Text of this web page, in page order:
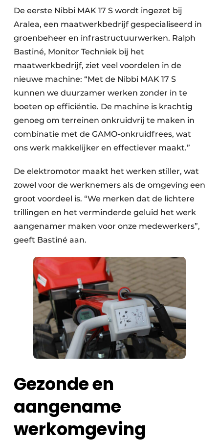
De eerste Nibbi MAK 17 S wordt ingezet bij
Aralea, een maatwerkbedrijf gespecialiseerd in
groenbeheer en infrastructuurwerken. Ralph
Bastiné, Monitor Techniek bij het
maatwerkbedrijf, ziet veel voordelen in de
nieuwe machine: “Met de Nibbi MAK 17 S
kunnen we duurzamer werken zonder in te
boeten op efficiëntie. De machine is krachtig
genoeg om terreinen onkruidvrij te maken in
combinatie met de GAMO-onkruidfrees, wat
ons werk makkelijker en effectiever maakt.”
De elektromotor maakt het werken stiller, wat
zowel voor de werknemers als de omgeving een
groot voordeel is. “We merken dat de lichtere
trillingen en het verminderde geluid het werk
aangenamer maken voor onze medewerkers”,
geeft Bastiné aan.
Gezonde en
aangename
werkomgeving